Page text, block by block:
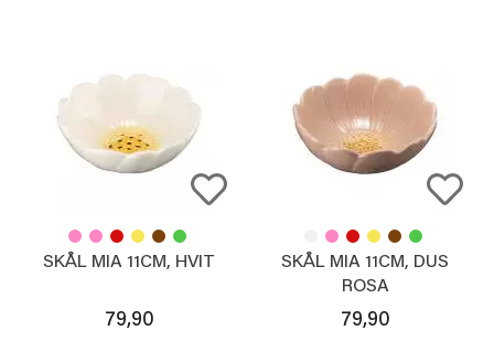
SKÅL MIA 11CM, HVIT
79,90
SKÅL MIA 11CM, DUS
ROSA
79,90